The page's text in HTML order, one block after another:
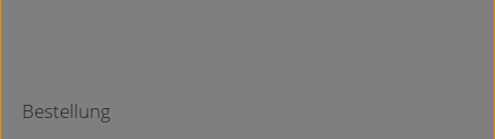
Bestellung